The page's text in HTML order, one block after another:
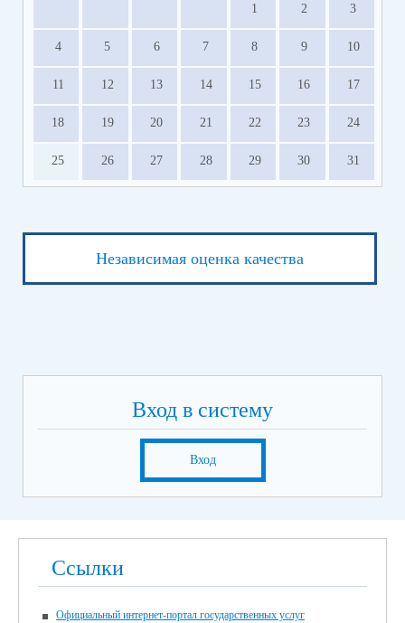
1 2 3
4 5 6 7 8 9 10
11 12 13 14 15 16 17
18 19 20 21 22 23 24
25 26 27 28 29 30 31
Независимая оценка качества
Вход в систему
Вход
Ссылки
Официальный интернет-портал государственных услуг